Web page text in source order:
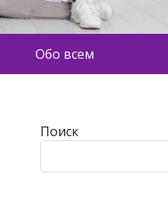
Обо всем
Поиск